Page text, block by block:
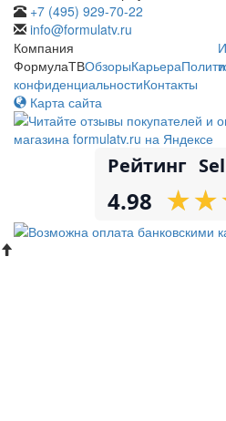
+7 (495) 929-70-22
info@formulatv.ru
Компания
ФормулаТВОбзорыКарьера
конфиденциальностиКонтакты
Карта сайта
Рейтинг
4.98 ★
★★
★